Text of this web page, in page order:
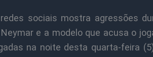
sociais mostra agressões
e a modelo que acusa o
na noite desta quarta-feira